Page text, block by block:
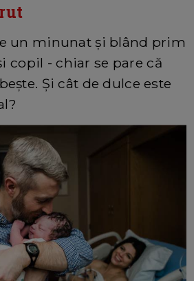
un minunat și blând prim
copil - chiar se pare că
Și cât de dulce este